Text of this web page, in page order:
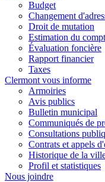
Budget
Changement
Droit de mutation
Estimation du
Évaluation foncière
Rapport financier
Taxes
Clermont vous informe
Armoiries
Avis publics
Bulletin municipal
Communiqués de
Consultations
Contrats et appels
Historique de la
Profil et statistiques
Nous joindre